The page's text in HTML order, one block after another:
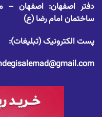
دفتر اصفهان: اصفهان –
ساختمان امام رضا (ع)
پست الکترونیک (تبلیغات):